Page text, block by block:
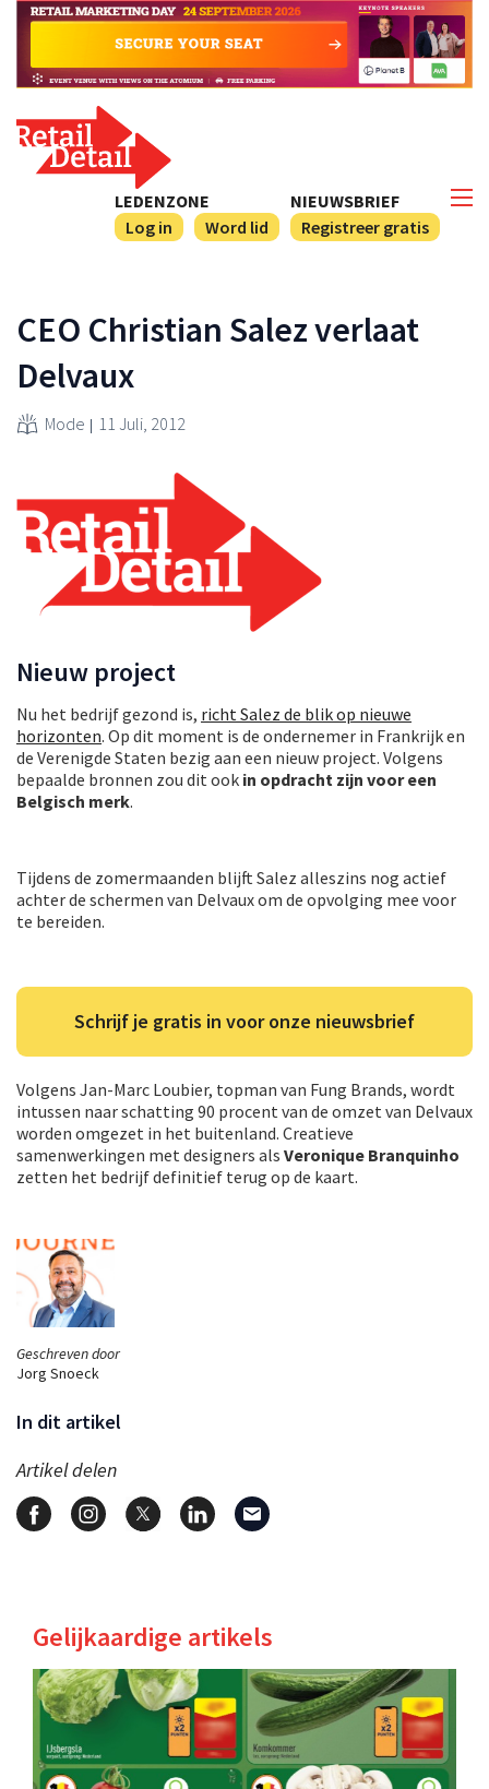
NIEUWSBRIEF
Registreer gratis
LEDENZONE
Log in
Word lid
Geschreven door
Jorg Snoeck
In dit artikel
Artikel delen
CEO Christian Salez verlaat
Delvaux
Mode 11 Juli, 2012
Nieuw project
Nu het bedrijf gezond is, richt Salez de blik op nieuwe
horizonten. Op dit moment is de ondernemer in Frankrijk en
de Verenigde Staten bezig aan een nieuw project. Volgens
bepaalde bronnen zou dit ook in opdracht zijn voor een
Belgisch merk.
Tijdens de zomermaanden blijft Salez alleszins nog actief
achter de schermen van Delvaux om de opvolging mee voor
te bereiden.
Schrijf je gratis in voor onze nieuwsbrief
Volgens Jan-Marc Loubier, topman van Fung Brands, wordt
intussen naar schatting 90 procent van de omzet van Delvaux
worden omgezet in het buitenland. Creatieve
samenwerkingen met designers als Veronique Branquinho
zetten het bedrijf definitief terug op de kaart.
Gelijkaardige artikels